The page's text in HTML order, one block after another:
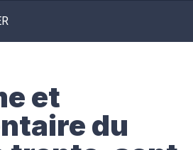
et
du